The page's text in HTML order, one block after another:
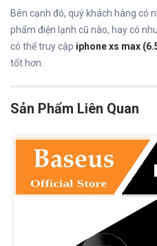
Bên cạnh đó, quý khách hàng có
phẩm điện lạnh cũ nào, hay có
có thể truy cập iphone xs max
tốt hơn.
Sản Phẩm Liên Quan